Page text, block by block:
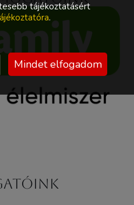
tájékoztatásért
.
Mindet elfogadom